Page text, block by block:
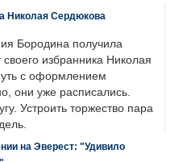
Николая Сердюкова
Бородина получила
избранника Николая
с оформлением
они уже расписались.
Устроить торжество пара
на Эверест: "Удивило